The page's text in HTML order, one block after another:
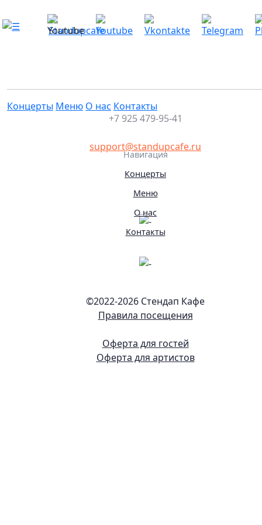
Концерты Меню О нас Контакты
+7 925 479-95-41
support@standupcafe.ru
Навигация
Концерты
Меню
О нас
Контакты
©2022-2026 Стендап Кафе
Правила посещения
Оферта для гостей
Оферта для артистов